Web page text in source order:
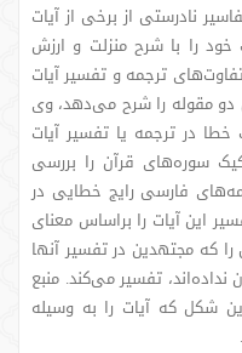
نادرستی از برخی از آیات
را با شرح منزلت و ارزش
ترجمه و تفسیر آیات
دو مقوله را شرح می‌دهد، وی
در ترجمه یا تفسیر آیات
سوره‌های قرآن را بررسی
که در ترجمه‌های فارسی رایج خطایی در
این آیات را براساس معنای
که مجتهدین در تفسیر آنها
تفسیر می‌کند. منبع
شکل که آیات را به وسیله